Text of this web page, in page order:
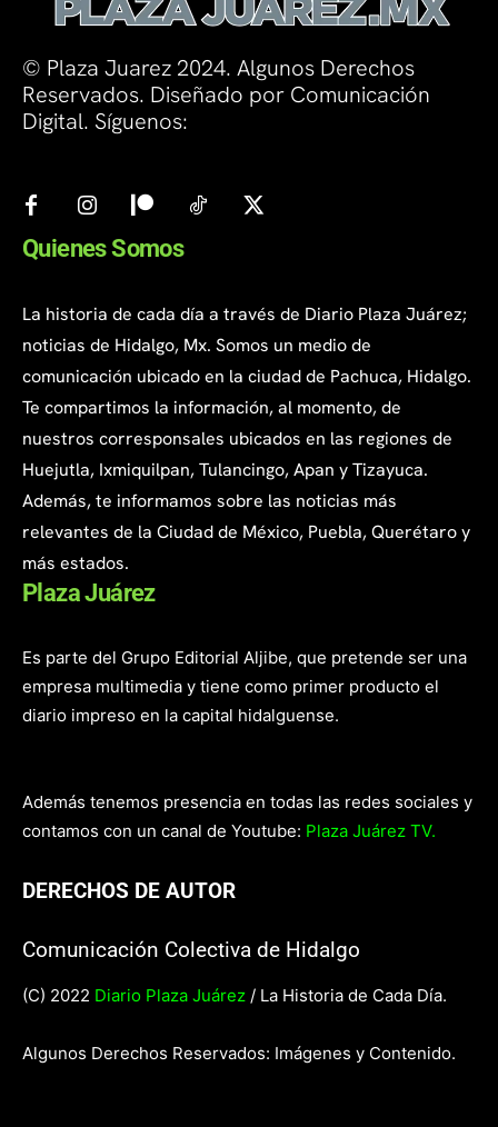
© Plaza Juarez 2024. Algunos Derechos
Reservados. Diseñado por Comunicación
Digital. Síguenos:
Quienes Somos
La historia de cada día a través de Diario Plaza Juárez;
noticias de Hidalgo, Mx. Somos un medio de
comunicación ubicado en la ciudad de Pachuca, Hidalgo.
Te compartimos la información, al momento, de
nuestros corresponsales ubicados en las regiones de
Huejutla, Ixmiquilpan, Tulancingo, Apan y Tizayuca.
Además, te informamos sobre las noticias más
relevantes de la Ciudad de México, Puebla, Querétaro y
más estados.
Plaza Juárez
Es parte del Grupo Editorial Aljibe, que pretende ser una
empresa multimedia y tiene como primer producto el
diario impreso en la capital hidalguense.
Además tenemos presencia en todas las redes sociales y
contamos con un canal de Youtube: Plaza Juárez TV.
DERECHOS DE AUTOR
Comunicación Colectiva de Hidalgo
(C) 2022 Diario Plaza Juárez / La Historia de Cada Día.
Algunos Derechos Reservados: Imágenes y Contenido.